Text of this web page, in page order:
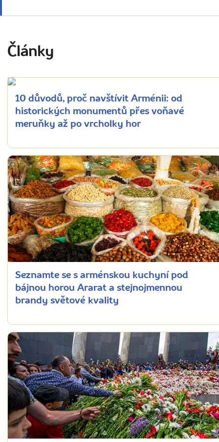
Články
10 důvodů, proč navštívit Arménii: od
historických monumentů přes voňavé
meruňky až po vrcholky hor
Seznamte se s arménskou kuchyní pod
bájnou horou Ararat a stejnojmennou
brandy světové kvality